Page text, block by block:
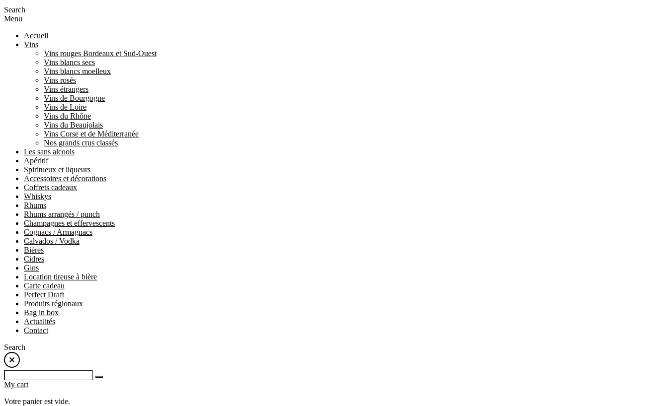
Search
Menu
Accueil
Vins
Vins rouges Bordeaux et Sud-Ouest
Vins blancs secs
Vins blancs moelleux
Vins rosés
Vins étrangers
Vins de Bourgogne
Vins de Loire
Vins du Rhône
Vins du Beaujolais
Vins Corse et de Méditerranée
Nos grands crus classés
Les sans alcools
Apéritif
Spiritueux et liqueurs
Accessoires et décorations
Coffrets cadeaux
Whiskys
Rhums
Rhums arrangés / punch
Champagnes et effervescents
Cognacs / Armagnacs
Calvados / Vodka
Bières
Cidres
Gins
Location tireuse à bière
Carte cadeau
Perfect Draft
Produits régionaux
Bag in box
Actualités
Contact
Search
My cart
Votre panier est vide.